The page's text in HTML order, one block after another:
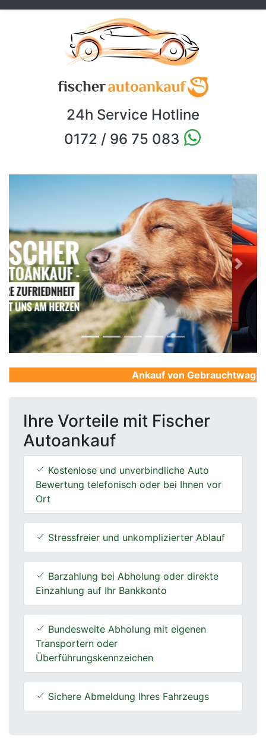
24h Service Hotline
0172 / 96 75 083
Previous Next
Ankauf von
Ihre Vorteile mit Fischer
Autoankauf
Kostenlose und unverbindliche Auto
Bewertung telefonisch oder bei Ihnen vor
Ort
Stressfreier und unkomplizierter Ablauf
Barzahlung bei Abholung oder direkte
Einzahlung auf Ihr Bankkonto
Bundesweite Abholung mit eigenen
Transportern oder
Überführungskennzeichen
Sichere Abmeldung Ihres Fahrzeugs